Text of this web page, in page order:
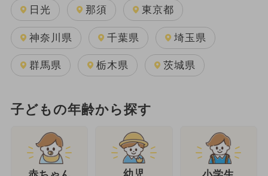
日光 那須 東京都
神奈川県 千葉県 埼玉県
群馬県 栃木県 茨城県
子どもの年齢から探す